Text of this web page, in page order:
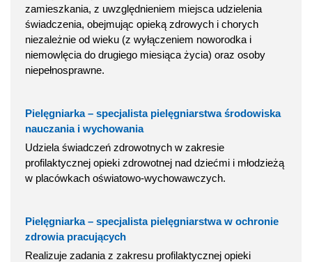
zamieszkania, z uwzględnieniem miejsca udzielenia
świadczenia, obejmując opieką zdrowych i chorych
niezależnie od wieku (z wyłączeniem noworodka i
niemowlęcia do drugiego miesiąca życia) oraz osoby
niepełnosprawne.
Pielęgniarka – specjalista pielęgniarstwa środowiska
nauczania i wychowania
Udziela świadczeń zdrowotnych w zakresie
profilaktycznej opieki zdrowotnej nad dziećmi i młodzieżą
w placówkach oświatowo-wychowawczych.
Pielęgniarka – specjalista pielęgniarstwa w ochronie
zdrowia pracujących
Realizuje zadania z zakresu profilaktycznej opieki